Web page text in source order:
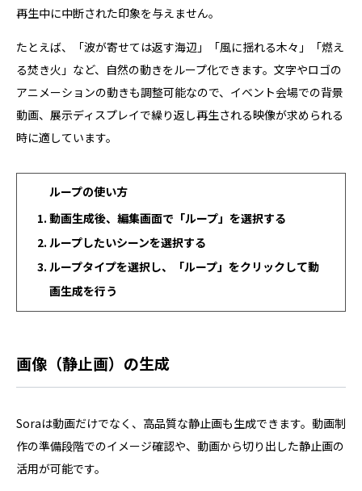
再生中に中断された印象を与えません。
たとえば、「波が寄せては返す海辺」「風に揺れる木々」「燃え
る焚き火」など、自然の動きをループ化できます。文字やロゴの
アニメーションの動きも調整可能なので、イベント会場での背景
動画、展示ディスプレイで繰り返し再生される映像が求められる
時に適しています。
ループの使い方
動画生成後、編集画面で「ループ」を選択する
ループしたいシーンを選択する
ループタイプを選択し、「ループ」をクリックして動
画生成を行う
画像（静止画）の生成
Soraは動画だけでなく、高品質な静止画も生成できます。動画制
作の準備段階でのイメージ確認や、動画から切り出した静止画の
活用が可能です。